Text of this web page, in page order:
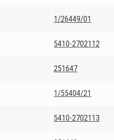
1/26449/01
5410-2702112
251647
1/55404/21
5410-2702113